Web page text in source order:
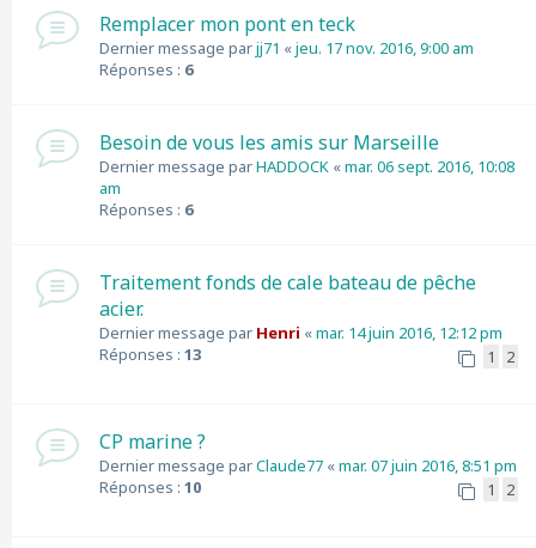
Remplacer mon pont en teck
Dernier message parjj71 «jeu. 17 nov. 2016, 9:00 am
Réponses : 6
Besoin de vous les amis sur Marseille
Dernier message parHADDOCK «mar. 06 sept. 2016, 10:08
am
Réponses : 6
Traitement fonds de cale bateau de pêche
acier.
Dernier message par Henri «mar. 14 juin 2016, 12:12 pm
Réponses : 13 1 2
CP marine ?
Dernier message parClaude77 «mar. 07 juin 2016, 8:51 pm
Réponses : 10 1 2